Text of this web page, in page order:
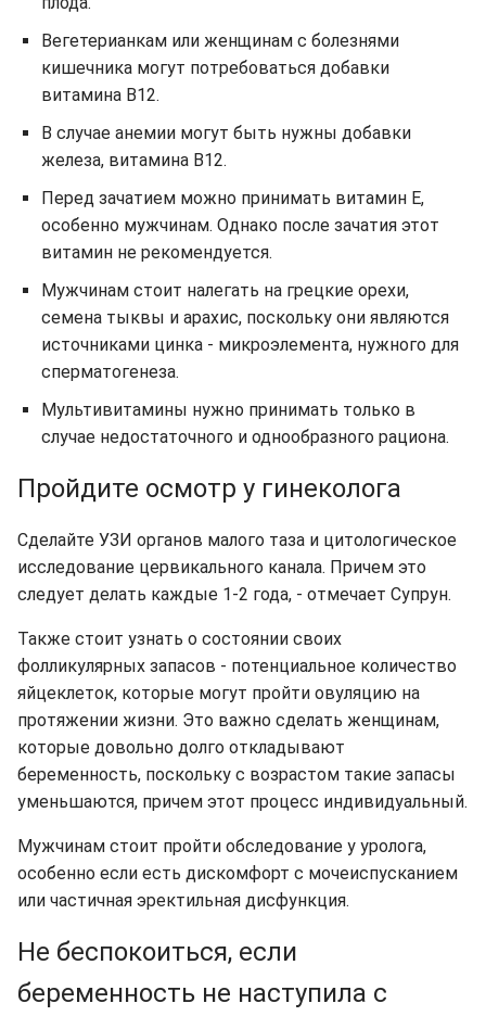
Вегетерианкам или женщинам с болезнями
кишечника могут потребоваться добавки
витамина В12.
В случае анемии могут быть нужны добавки
железа, витамина В12.
Перед зачатием можно принимать витамин Е,
особенно мужчинам. Однако после зачатия этот
витамин не рекомендуется.
Мужчинам стоит налегать на грецкие орехи,
семена тыквы и арахис, поскольку они являются
источниками цинка - микроэлемента, нужного для
сперматогенеза.
Мультивитамины нужно принимать только в
случае недостаточного и однообразного рациона.
Пройдите осмотр у гинеколога
Сделайте УЗИ органов малого таза и цитологическое
исследование цервикального канала. Причем это
следует делать каждые 1-2 года, - отмечает Супрун.
Также стоит узнать о состоянии своих
фолликулярных запасов - потенциальное количество
яйцеклеток, которые могут пройти овуляцию на
протяжении жизни. Это важно сделать женщинам,
которые довольно долго откладывают
беременность, поскольку с возрастом такие запасы
уменьшаются, причем этот процесс индивидуальный.
Мужчинам стоит пройти обследование у уролога,
особенно если есть дискомфорт с мочеиспусканием
или частичная эректильная дисфункция.
Не беспокоиться, если
беременность не наступила с